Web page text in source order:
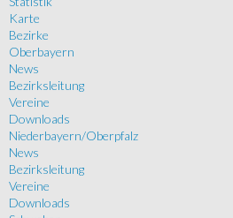
Karte
Bezirke
Oberbayern
News
Bezirksleitung
Vereine
Downloads
Niederbayern/Oberpfalz
News
Bezirksleitung
Vereine
Downloads